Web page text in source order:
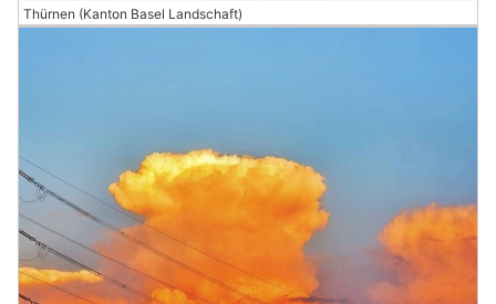
Thürnen (Kanton Basel Landschaft)